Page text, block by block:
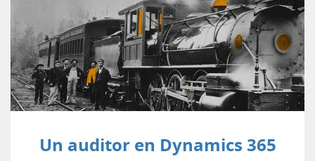
Un auditor en Dynamics 365